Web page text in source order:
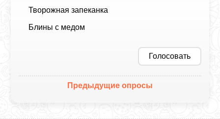
Творожная запеканка
Блины с медом
Голосовать
Предыдущие опросы